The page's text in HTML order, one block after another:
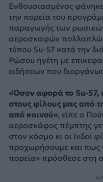
Ενθουσιασμένος
την πορεία του
παραγωγής των
αεροσκαφών
τύπου Su-57 κατά την
Ρώσου ηγέτη με
ειδήσεων που
«Όσον αφορά το Su-57,
στους φίλους μας από
από κοινού», είπε ο
αεροσκάφος πέμπτης
στον κόσμο κι οι Ινδοί
προχωρήσουμε και πως
πορεία» πρόσθεσε στη